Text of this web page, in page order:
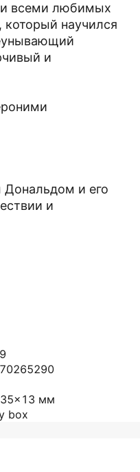
и всеми любимых
научился
и
и его
и
мм
box